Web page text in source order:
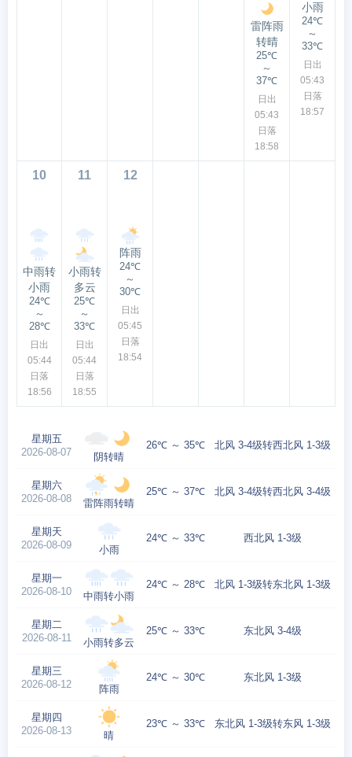
雷阵雨
转晴
25℃
～
37℃
日出
05:43
日落
18:58
小雨
24℃
～
33℃
日出
05:43
日落
18:57
10
中雨转
小雨
24℃
～
28℃
日出
05:44
日落
18:56
11
小雨转
多云
25℃
～
33℃
日出
05:44
日落
18:55
12
阵雨
24℃
～
30℃
日出
05:45
日落
18:54
星期五
2026-08-07
阴转晴
26℃ ～ 35℃ 北风 3-4级转西北风 1-3级
星期六
2026-08-08
雷阵雨转晴
25℃ ～ 37℃ 北风 3-4级转西北风 3-4级
星期天
2026-08-09
小雨
24℃ ～ 33℃ 西北风 1-3级
星期一
2026-08-10
中雨转小雨
24℃ ～ 28℃ 北风 1-3级转东北风 1-3级
星期二
2026-08-11
小雨转多云
25℃ ～ 33℃ 东北风 3-4级
星期三
2026-08-12
阵雨
24℃ ～ 30℃ 东北风 1-3级
星期四
2026-08-13
晴
23℃ ～ 33℃ 东北风 1-3级转东风 1-3级